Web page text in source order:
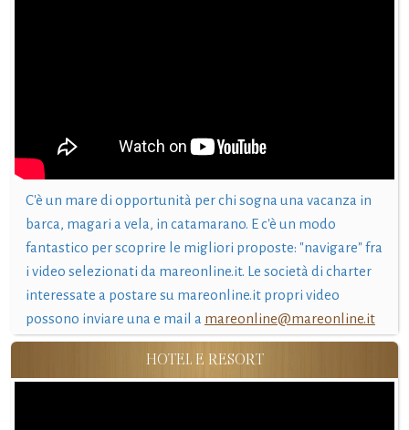
C'è un mare di opportunità per chi sogna una vacanza in
barca, magari a vela, in catamarano. E c'è un modo
fantastico per scoprire le migliori proposte: "navigare" fra
i video selezionati da mareonline.it. Le società di charter
interessate a postare su mareonline.it propri video
possono inviare una e mail a mareonline@mareonline.it
HOTEL E RESORT